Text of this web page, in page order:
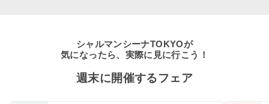
シャルマンシーナTOKYOが
気になったら、実際に見に行こう！
週末に開催するフェア